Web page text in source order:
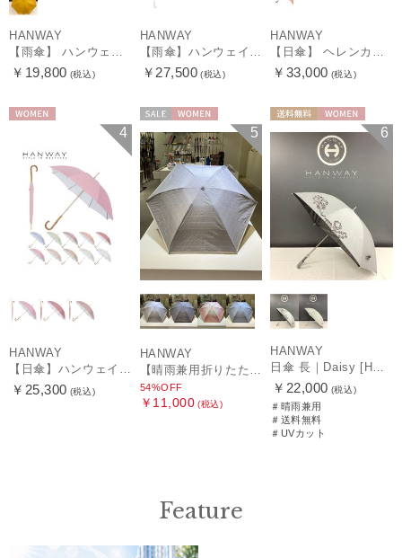
HANWAY
【雨傘】 ハンウェイ （HANWAY） Couturier クチュリエ 長傘 日本製
￥19,800 (税込)
HANWAY
【雨傘】ハンウェイ （HANWAY ）真田耳（サナダミミ）長傘 日本製 カーボン骨
￥27,500 (税込)
HANWAY
【日傘】 ヘレンカミンスキー（HELEN KAMINSKI） X ハンウェイ (HANWAY) コラボ プロヴァンスタイプ 麻無地 ラフィアコード 折りたたみ傘 曲がり手元 純パラソル
￥33,000 (税込)
4
HANWAY
【日傘】ハンウェイ (HANWAY) Pシエスタ 白ラミネート ナチュラルカラー 長傘 オールウェザー 遮光 竹手元 晴雨兼用 UV 日本製
￥25,300 (税込)
5
HANWAY
【晴雨兼用折りたたみ日傘】ハンウェイ (HANWAY) Socal Gir（ソーカル・ガール） 暑さ対策、紫外線対策、親骨：～50cm 雨の日OK 遮光 UV 晴雨兼用
54%OFF
￥11,000 (税込)
6
HANWAY
￥22,000 (税込)
＃晴雨兼用
＃送料無料
＃UVカット
Feature